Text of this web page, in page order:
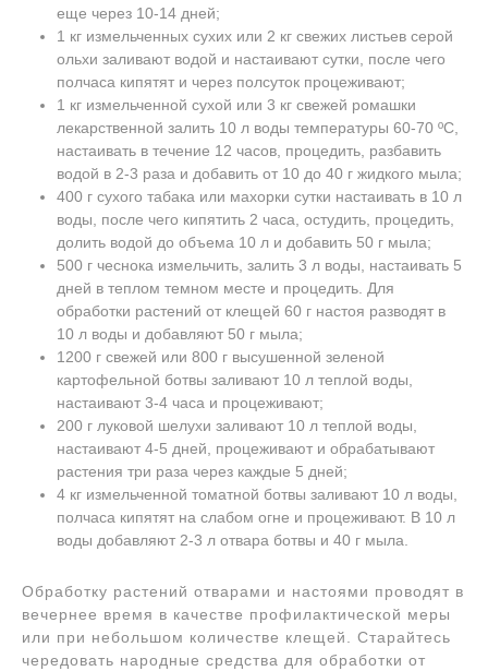
еще через 10-14 дней;
1 кг измельченных сухих или 2 кг свежих листьев серой
ольхи заливают водой и настаивают сутки, после чего
полчаса кипятят и через полсуток процеживают;
1 кг измельченной сухой или 3 кг свежей ромашки
лекарственной залить 10 л воды температуры 60-70 ºC,
настаивать в течение 12 часов, процедить, разбавить
водой в 2-3 раза и добавить от 10 до 40 г жидкого мыла;
400 г сухого табака или махорки сутки настаивать в 10 л
воды, после чего кипятить 2 часа, остудить, процедить,
долить водой до объема 10 л и добавить 50 г мыла;
500 г чеснока измельчить, залить 3 л воды, настаивать 5
дней в теплом темном месте и процедить. Для
обработки растений от клещей 60 г настоя разводят в
10 л воды и добавляют 50 г мыла;
1200 г свежей или 800 г высушенной зеленой
картофельной ботвы заливают 10 л теплой воды,
настаивают 3-4 часа и процеживают;
200 г луковой шелухи заливают 10 л теплой воды,
настаивают 4-5 дней, процеживают и обрабатывают
растения три раза через каждые 5 дней;
4 кг измельченной томатной ботвы заливают 10 л воды,
полчаса кипятят на слабом огне и процеживают. В 10 л
воды добавляют 2-3 л отвара ботвы и 40 г мыла.
Обработку растений отварами и настоями проводят в
вечернее время в качестве профилактической меры
или при небольшом количестве клещей. Старайтесь
чередовать народные средства для обработки от